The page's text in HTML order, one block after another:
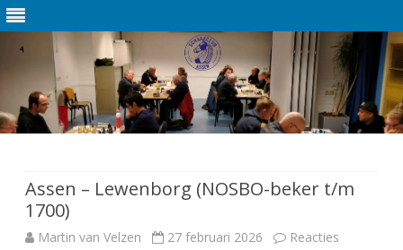
de
inhoud
Assen – Lewenborg (NOSBO-beker t/m
1700)
Martin van Velzen 27 februari 2026
Reacties